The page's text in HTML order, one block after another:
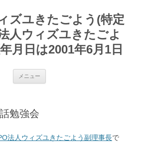
ズユきたごよう(特定
人ウィズユきたごよ
月日は2001年6月1日
メニュー
勉強会
法人ウィズユきたごよう副理事長で